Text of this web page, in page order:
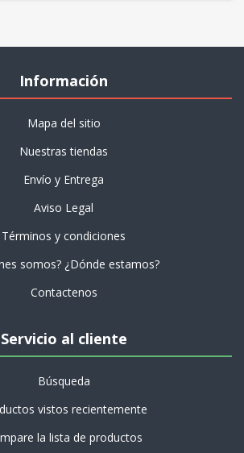
Información
Mapa del sitio
Nuestras tiendas
Envío y Entrega
Aviso Legal
Términos y condiciones
somos? ¿Dónde estamos?
Contactenos
Servicio al cliente
Búsqueda
vistos recientemente
la lista de productos